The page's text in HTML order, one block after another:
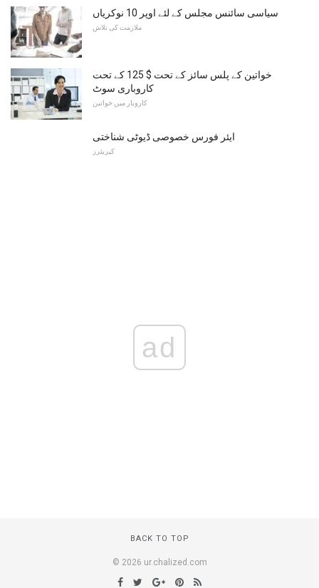
سیاسی سائنس مجلس کے لئے اوپر 10 نوکریاں
ملازمت کی تلاش
خواتین کے پلس سائز کے تحت $ 125 کے تحت
کاروباری سوٹ
کاروبار میں خواتین
ایئر فورس خصوصی ڈیوٹی شناختی
کیریئرز
ad
BACK TO TOP
© 2026 ur.chalized.com